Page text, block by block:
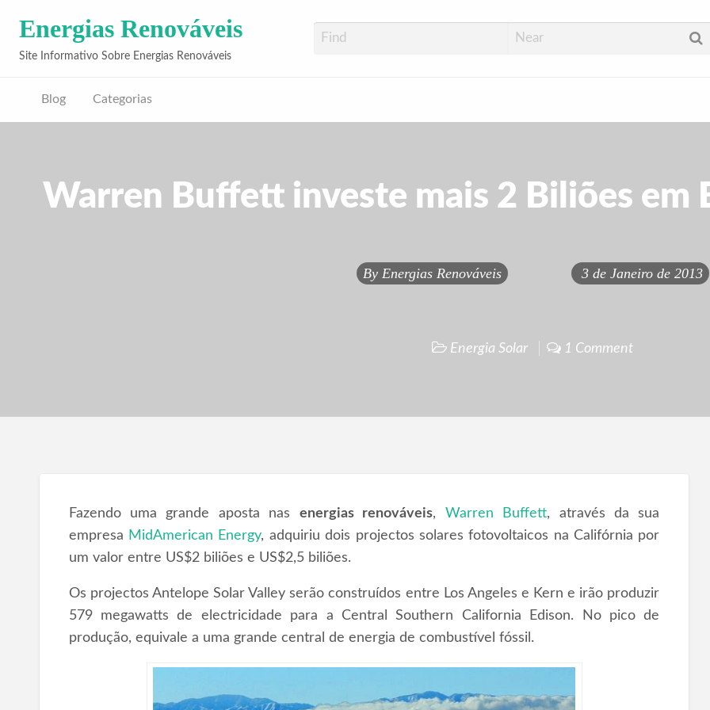
Energias Renováveis
Site Informativo Sobre Energias Renováveis
Blog Categorias
Warren Buffett investe mais 2 Biliões em
By Energias Renováveis 3 de Janeiro de 2013
Energia Solar 1 Comment
Fazendo uma grande aposta nas energias renováveis, Warren Buffett, através da sua
empresa MidAmerican Energy, adquiriu dois projectos solares fotovoltaicos na Califórnia por
um valor entre US$2 biliões e US$2,5 biliões.
Os projectos Antelope Solar Valley serão construídos entre Los Angeles e Kern e irão produzir
579 megawatts de electricidade para a Central Southern California Edison. No pico de
produção, equivale a uma grande central de energia de combustível fóssil.